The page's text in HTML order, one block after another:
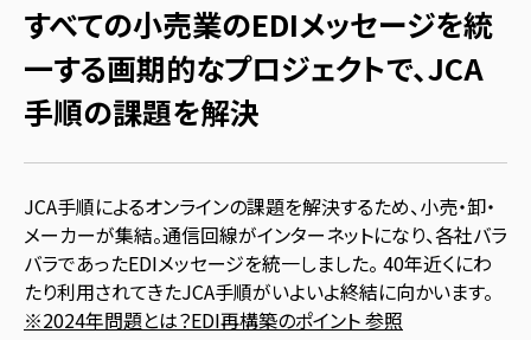
すべての小売業のEDIメッセージを統
一する画期的なプロジェクトで、JCA
手順の課題を解決
JCA手順によるオンラインの課題を解決するため、小売・卸・
メーカーが集結。通信回線がインターネットになり、各社バラ
バラであったEDIメッセージを統一しました。 40年近くにわ
たり利用されてきたJCA手順がいよいよ終結に向かいます。
※2024年問題とは？EDI再構築のポイント 参照